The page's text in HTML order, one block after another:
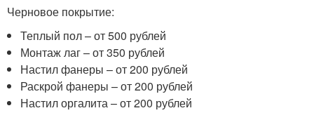
Черновое покрытие:
Теплый пол – от 500 рублей
Монтаж лаг – от 350 рублей
Настил фанеры – от 200 рублей
Раскрой фанеры – от 200 рублей
Настил оргалита – от 200 рублей